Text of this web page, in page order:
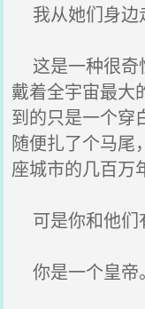
我从她们身边
这是一种很奇
戴着全宇宙最大
到的只是一个穿
随便扎了个马尾
座城市的几百万
可是你和他们
你是一个皇帝。